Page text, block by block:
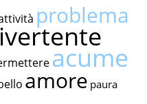
problema
acume
amore paura